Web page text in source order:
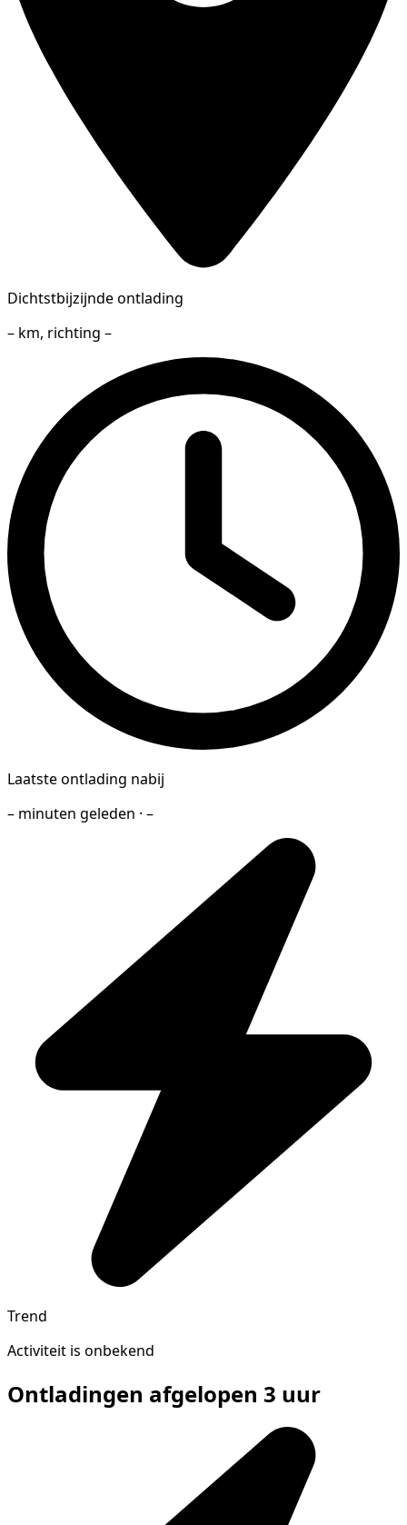
Dichtstbijzijnde ontlading
– km, richting –
Laatste ontlading nabij
– minuten geleden · –
Trend
Activiteit is onbekend
Ontladingen afgelopen 3 uur